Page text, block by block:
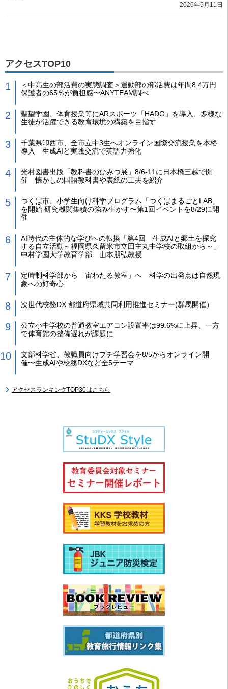
2026年5月11日
アクセスTOP10
＜中高生の部活費の実態調査＞運動部の部活費は年間8.4万円
保護者の65％が負担感〜ANYTEAM調べ
聖望学園、体育授業等にARスポーツ「HADO」を導入、多様な
生徒が活躍できる教育環境の構築を目指す
千葉県印西市、全市立中3生へオンライン国際交流授業を本格
導入 生成AIと実践交流で英語力強化
光村図書出版「教科書のひみつ展」8/6-11に日本橋三越で開
催 懐かしの国語教科書や表紙の工夫を紹介
つくば市、小学生向け科学プログラム「つくばまるごとLAB」
を開始 研究機関集積の強み生かす〜第1回イベントを8/29に開
催
AI時代の主体的な学びへの転換「第4回 生成AIと郷土を探究
する自立活動～福岡県久留米市立田主丸中学校の取組から～」
中村学園大学教育学部 山本朋弘教授
定時制科学部から「宙わたる教室」へ 科学の出発点は自然現
象への好奇心
次世代校務DX 都道府県域共同利用推進セミナー(群馬開催）
公立小中学校の普通教室エアコン設置率は99.6%に上昇、一方
で体育館の整備遅れが課題に
文部科学省、教職員向けプチ学習会を8/5からオンライン開
催〜生成AIや校務DXなど全5テーマ
アクセスランキングTOP30はこちら